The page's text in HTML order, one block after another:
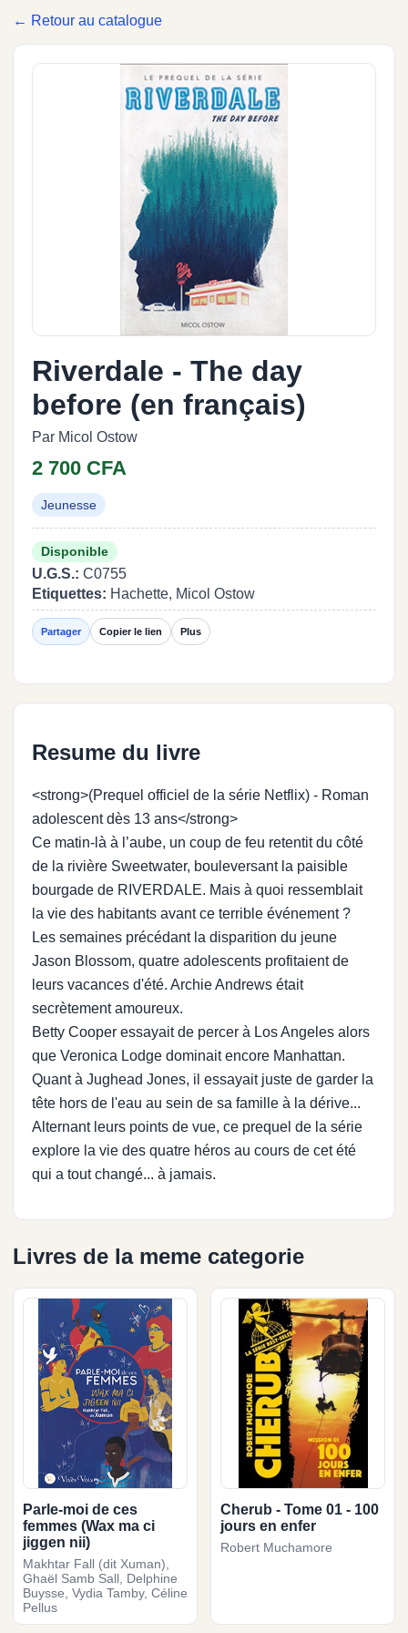
← Retour au catalogue
Riverdale - The day
before (en français)
Par Micol Ostow
2 700 CFA
Jeunesse
Disponible
U.G.S.: C0755
Etiquettes: Hachette, Micol Ostow
Partager Copier le lien Plus
Resume du livre
<strong>(Prequel officiel de la série Netflix) - Roman
adolescent dès 13 ans</strong>
Ce matin-là à l’aube, un coup de feu retentit du côté
de la rivière Sweetwater, bouleversant la paisible
bourgade de RIVERDALE. Mais à quoi ressemblait
la vie des habitants avant ce terrible événement ?
Les semaines précédant la disparition du jeune
Jason Blossom, quatre adolescents profitaient de
leurs vacances d'été. Archie Andrews était
secrètement amoureux.
Betty Cooper essayait de percer à Los Angeles alors
que Veronica Lodge dominait encore Manhattan.
Quant à Jughead Jones, il essayait juste de garder la
tête hors de l'eau au sein de sa famille à la dérive...
Alternant leurs points de vue, ce prequel de la série
explore la vie des quatre héros au cours de cet été
qui a tout changé... à jamais.
Livres de la meme categorie
Parle-moi de ces
femmes (Wax ma ci
jiggen nii)
Makhtar Fall (dit Xuman),
Ghaël Samb Sall, Delphine
Buysse, Vydia Tamby, Céline
Pellus
Cherub - Tome 01 - 100
jours en enfer
Robert Muchamore